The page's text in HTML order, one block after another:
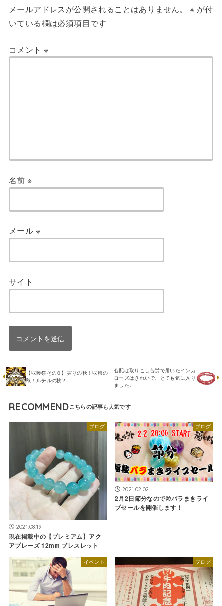
メールアドレスが公開されることはありません。 ※ が付
いている欄は必須項目です
コメント ※
名前※
メール ※
サイト
【収穫祭その０】実りの秋！収穫の
秋！ルチルの秋？
心配は取りこし苦労で届いたインカ
ローズはきれいで、とても気に入り
ました。
RECOMMEND
ブログ
2021.08.19
現在掲載中の【プレミアム】アク
アプレーズ 12mm ブレスレット
ブログ
2021.02.02
2月2日節分なので粒バラまきライ
ブセールを開催します！
イベント ブログ